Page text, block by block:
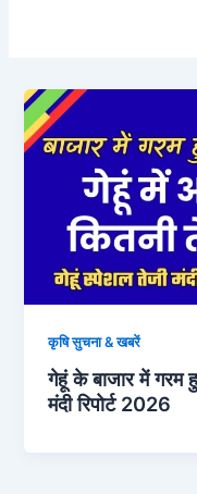
कृषि सुचना & खबरें
गेहूं के बाजार में गरम
मंदी रिपोर्ट 2026